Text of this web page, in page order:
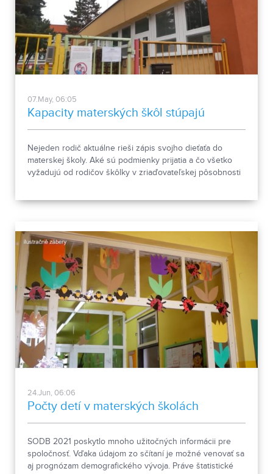
07.May, 06:05
Kapacity materských škôl stúpajú
Nejeden rodič aktuálne rieši zápis svojho dieťaťa do
materskej školy. Aké sú podmienky prijatia a čo všetko
vyžadujú od rodičov škôlky v zriaďovateľskej pôsobnosti
24.Jun, 06:06
Počty detí v materských školách
SODB 2021 poskytlo mnoho užitočných informácii pre
spoločnosť. Vďaka údajom zo sčítaní je možné venovať sa
aj prognózam demografického vývoja. Práve štatistické